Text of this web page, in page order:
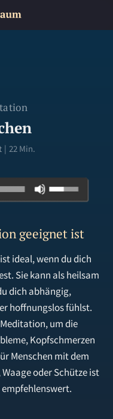
| 22 Min.
geeignet ist
ideal, wenn du dich
Sie kann als heilsam
dich abhängig,
hoffnungslos fühlst.
um die
Kopfschmerzen
Menschen mit dem
oder Schütze ist